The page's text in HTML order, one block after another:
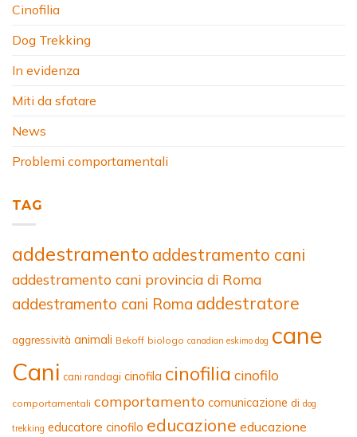
Cinofilia
Dog Trekking
In evidenza
Miti da sfatare
News
Problemi comportamentali
TAG
addestramento addestramento cani
addestramento cani provincia di Roma
addestramento cani Roma addestratore
aggressività animali Bekoff biologo canadian eskimo dog cane
Cani cani randagi cinofila cinofilia cinofilo
comportamentali comportamento comunicazione di dog
trekking educatore cinofilo educazione educazione